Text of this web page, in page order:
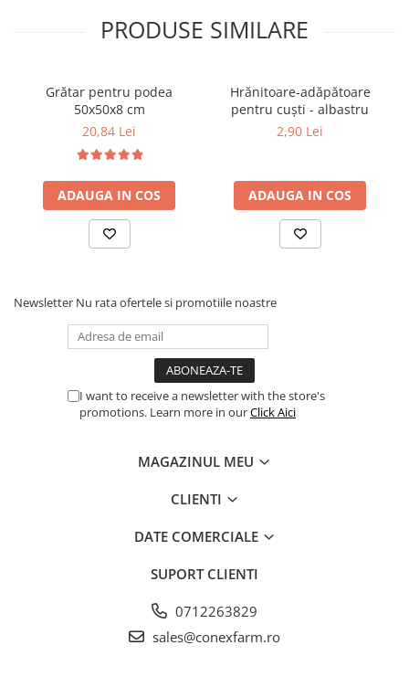
PRODUSE SIMILARE
Grătar pentru podea
50x50x8 cm
20,84 Lei
ADAUGA IN COS
Hrănitoare-adăpătoare
pentru cuști - albastru
2,90 Lei
ADAUGA IN COS
Newsletter Nu rata ofertele si promotiile noastre
I want to receive a newsletter with the store's
promotions. Learn more in ourClick Aici
MAGAZINUL MEU
CLIENTI
DATE COMERCIALE
SUPORT CLIENTI
0712263829
sales@conexfarm.ro